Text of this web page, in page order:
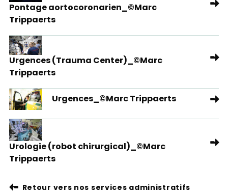
Pontage aortocoronarien_©Marc
Trippaerts
Urgences (Trauma Center)_©Marc
Trippaerts
Urgences_©Marc Trippaerts
Urologie (robot chirurgical)_©Marc
Trippaerts
Retour vers nos services administratifs